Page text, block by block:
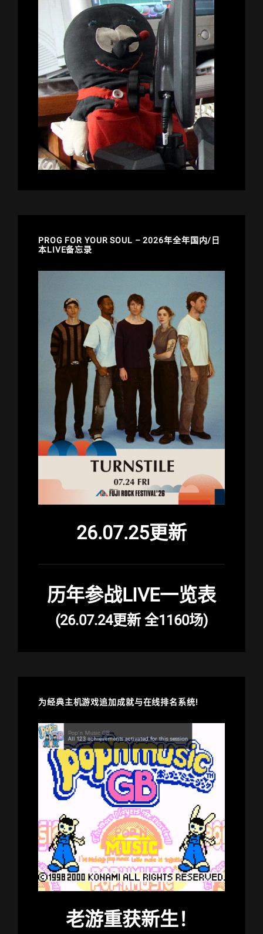
PERFECT
音
消
失
HARD
视
频,
PROG FOR YOUR SOUL – 2026年全年国内/日
本LIVE备忘录
26.07.25更新
历年参战LIVE一览表
(26.07.24更新 全1160场)
为经典主机游戏追加成就与在线排名系统!
老游重获新生！